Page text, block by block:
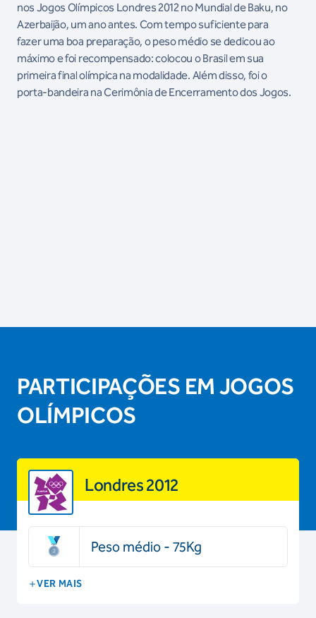
nos Jogos Olímpicos Londres 2012 no Mundial de Baku, no
Azerbaijão, um ano antes. Com tempo suficiente para
fazer uma boa preparação, o peso médio se dedicou ao
máximo e foi recompensado: colocou o Brasil em sua
primeira final olímpica na modalidade. Além disso, foi o
porta-bandeira na Cerimônia de Encerramento dos Jogos.
PARTICIPAÇÕES EM JOGOS
OLÍMPICOS
Londres 2012
Peso médio - 75Kg
VER MAIS